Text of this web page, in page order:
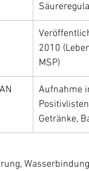
2010
MSP)
Aufnahme
Getränke,